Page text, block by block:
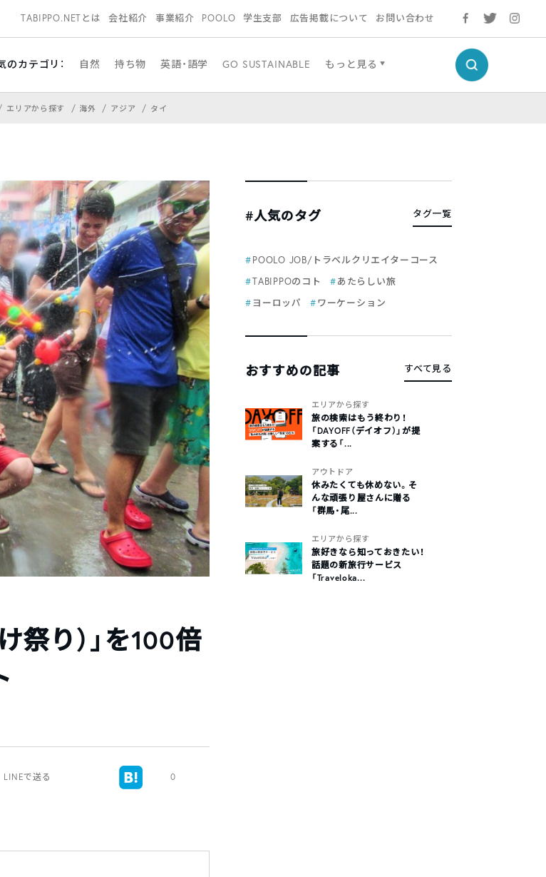
TABIPPO.NETとは 会社紹介 事業紹介 POOLO 学生支部 広告掲載について お問い合わせ
のカテゴリ： 自然 持ち物 英語・語学 GO SUSTAINABLE もっと見る
エリアから探す 海外 アジア タイ
祭り）」を100倍
LINEで送る 0
#人気のタグ タグ一覧
POOLO JOB/トラベルクリエイターコース
TABIPPOのコト
あたらしい旅
ヨーロッパ
ワーケーション
おすすめの記事 すべて見る
エリアから探す
旅の検索はもう終わり！
「DAYOFF（デイオフ）」が提
案する「...
アウトドア
休みたくても休めない。そ
んな頑張り屋さんに贈る
「群馬・尾...
エリアから探す
旅好きなら知っておきたい！
話題の新旅行サービス
「Traveloka...